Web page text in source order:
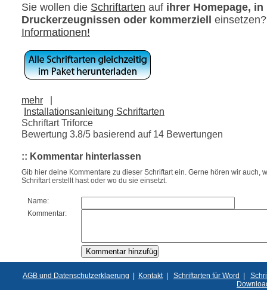
Sie wollen die Schriftarten auf ihrer Homepage, in
Druckerzeugnissen oder kommerziell
Informationen!
mehr
|
Installationsanleitung Schriftarten
Schriftart Triforce
Bewertung 3.8/5 basierend auf 14 Bewertungen
:: Kommentar hinterlassen
Gib hier deine Kommentare zu dieser Schriftart ein. Gerne hören wir auch,
Schriftart erstellt hast oder wo du sie einsetzt.
Name:
Kommentar:
AGB und Datenschutzerklaerung | Kontakt| Schriftarten für Word |